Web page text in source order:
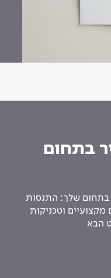
בתחום
בתחום שלך: התנסות
מקצועיים וטכניקות
הבא